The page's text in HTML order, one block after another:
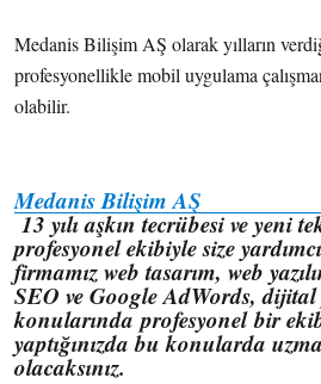
Medanis Bilişim AŞ olarak yılların
profesyonellikle mobil uygulama
olabilir.
Medanis Bilişim AŞ
13 yılı aşkın tecrübesi ve yeni
profesyonel ekibiyle size
firmamız web tasarım, web
SEO ve Google AdWords,
konularındaprofesyonelbir
yaptığınızda bu konularda
olacaksınız.